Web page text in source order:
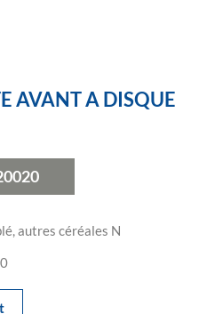
AVANT A DISQUE
autres céréales N